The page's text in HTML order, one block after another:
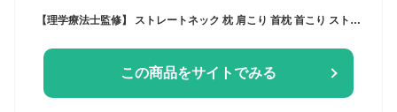
【理学療法士監修】 ストレートネック 枕 肩こり 首枕 首こり ストレッチ 首 頚椎 安眠枕 快眠枕 ストレートネック リラックス ネックストレッチャー 肩 ネックピロー 首を伸ばす グッズ 巻き肩 ピロー 矯正 SC
この商品をサイトでみる